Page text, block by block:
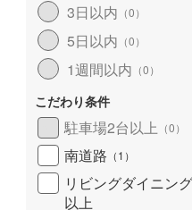
3日以内 （0）
5日以内 （0）
1週間以内 （0）
こだわり条件
駐車場2台以上 （0）
南道路 （1 ）
リビングダイニン
以上